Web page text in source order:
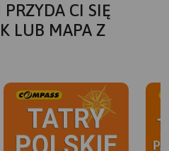
CI SIĘ
LUB MAPA Z